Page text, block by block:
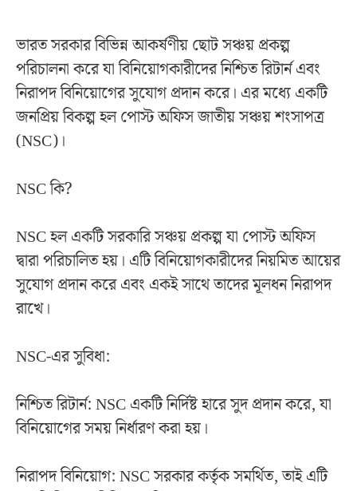
ভারত সরকার বিভিন্ন আকর্ষণীয় ছোট সঞ্চয় প্রকল্প
পরিচালনা করে যা বিনিয়োগকারীদের নিশ্চিত রিটার্ন এবং
নিরাপদ বিনিয়োগের সুযোগ প্রদান করে। এর মধ্যে একটি
জনপ্রিয় বিকল্প হল পোস্ট অফিস জাতীয় সঞ্চয় শংসাপত্র
(NSC)।
NSC কি?
NSC হল একটি সরকারি সঞ্চয় প্রকল্প যা পোস্ট অফিস
দ্বারা পরিচালিত হয়। এটি বিনিয়োগকারীদের নিয়মিত আয়ের
সুযোগ প্রদান করে এবং একই সাথে তাদের মূলধন নিরাপদ
রাখে।
NSC-এর সুবিধা:
নিশ্চিত রিটার্ন: NSC একটি নির্দিষ্ট হারে সুদ প্রদান করে, যা
বিনিয়োগের সময় নির্ধারণ করা হয়।
নিরাপদ বিনিয়োগ: NSC সরকার কর্তৃক সমর্থিত, তাই এটি